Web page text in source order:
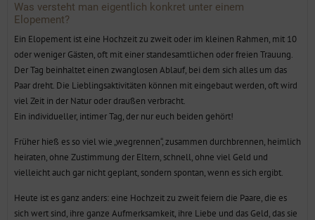
Was versteht man eigentlich konkret unter einem
Elopement?
Ein Elopement ist eine Hochzeit zu zweit oder im kleinen Rahmen, mit 10
oder weniger Gästen, oft mit einer standesamtlichen oder freien Trauung.
Der Tag beinhaltet einen zwanglosen Ablauf, bei dem sich alles um das
Paar dreht. Die Lieblingsaktivitäten können mit eingebaut werden, oft wird
viel Zeit in der Natur oder draußen verbracht.
Ein individueller, intimer Tag, der nur euch beiden gehört!
Früher hieß es so viel wie „wegrennen“, zusammen durchbrennen, heimlich
heiraten, ohne Zustimmung der Eltern, schnell, ohne viel Geld und
vielleicht auch gar nicht geplant, sondern spontan, wenn es sich ergibt.
Heute ist es ganz anders: eine Hochzeit zu zweit feiern die Paare, die es
sich wert sind, ihre ganze Aufmerksamkeit, ihre Liebe und das Geld, das sie